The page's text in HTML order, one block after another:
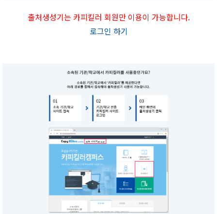
출처생성기는 카피킬러 회원만 이용이 가능합니다.
로그인 하기